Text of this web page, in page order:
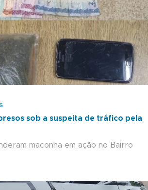
sob a suspeita de tráfico pela
maconha em ação no Bairro